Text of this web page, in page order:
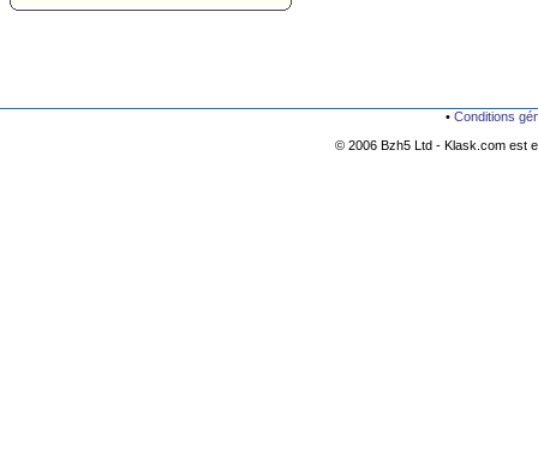
• Conditions
© 2006 Bzh5 Ltd - Klask.com est